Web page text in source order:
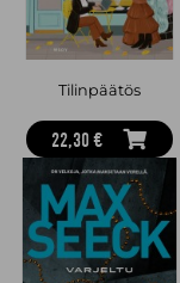
Tilinpäätös
22,30 €